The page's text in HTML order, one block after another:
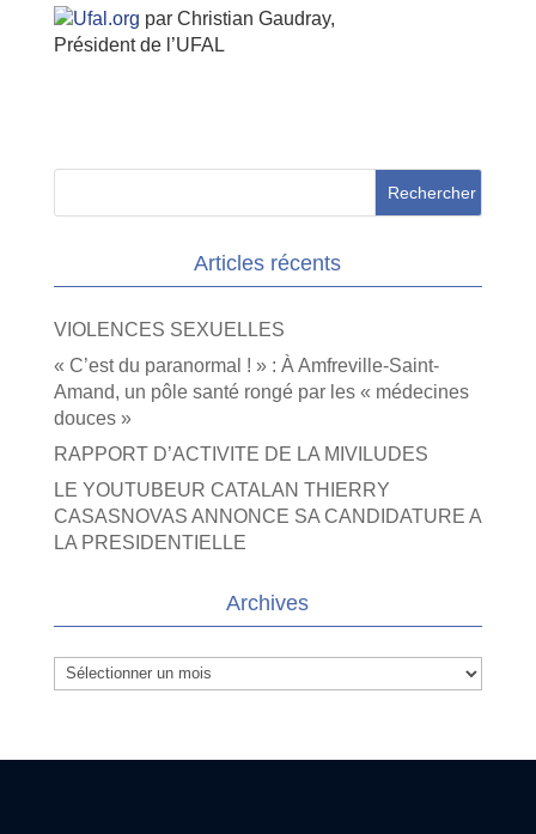
par Christian Gaudray,
Président de l’UFAL
Articles récents
VIOLENCES SEXUELLES
« C’est du paranormal ! » : À Amfreville-Saint-
Amand, un pôle santé rongé par les « médecines
douces »
RAPPORT D’ACTIVITE DE LA MIVILUDES
LE YOUTUBEUR CATALAN THIERRY
CASASNOVAS ANNONCE SA CANDIDATURE A
LA PRESIDENTIELLE
Archives
Archives